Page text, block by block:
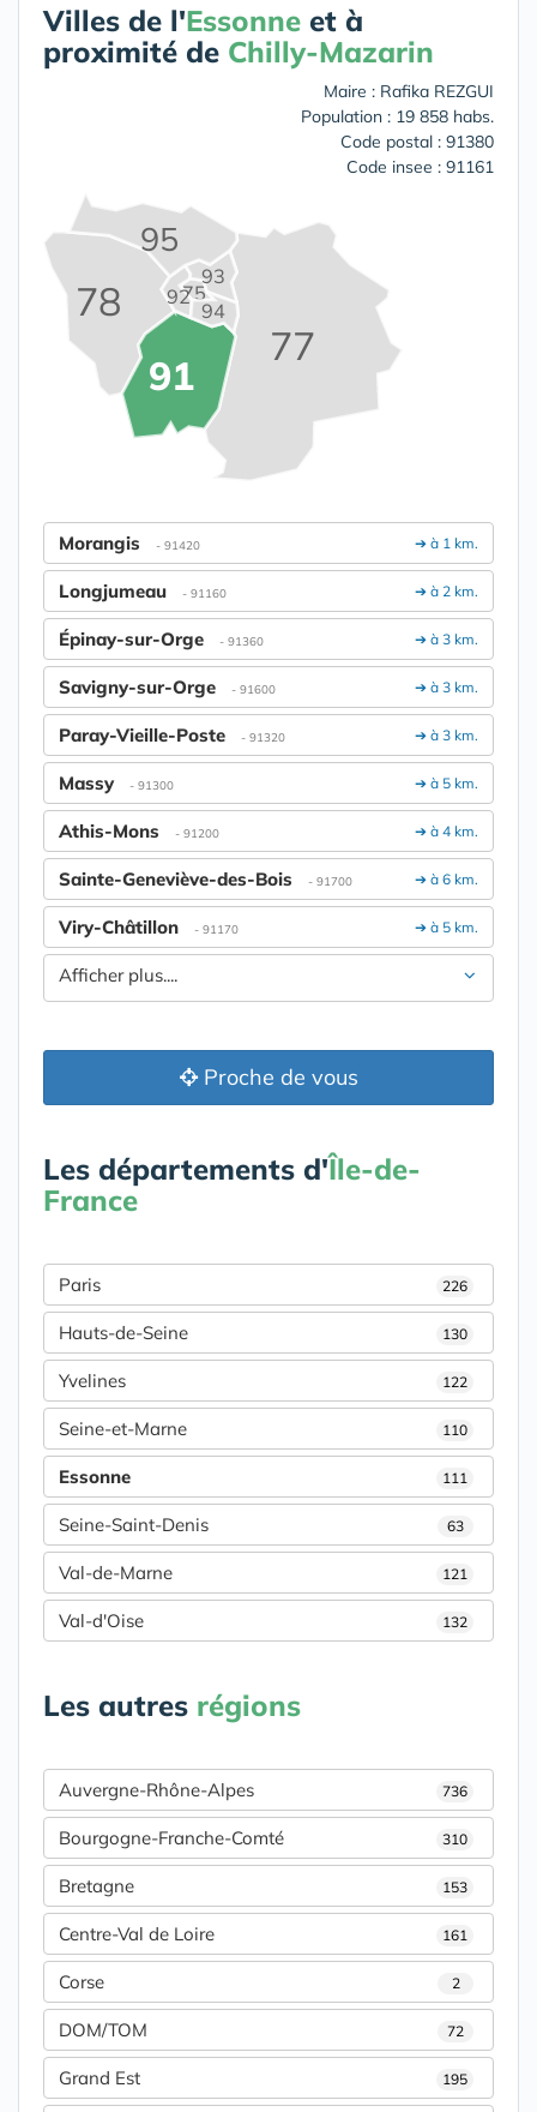
Villes de l'Essonne et à
proximité de Chilly-Mazarin
Maire : Rafika REZGUI
Population : 19 858 habs.
Code postal : 91380
Code insee : 91161
75
77
78
91
92
93
94
95
➔ à 1 km.
Morangis - 91420
➔ à 2 km.
Longjumeau - 91160
➔ à 3 km.
Épinay-sur-Orge - 91360
➔ à 3 km.
Savigny-sur-Orge - 91600
➔ à 3 km.
Paray-Vieille-Poste - 91320
➔ à 5 km.
Massy - 91300
➔ à 4 km.
Athis-Mons - 91200
➔ à 6 km.
Sainte-Geneviève-des-Bois - 91700
➔ à 5 km.
Viry-Châtillon - 91170
Afficher plus....
Proche de vous
Les départements d'Île-de-
France
Paris 226
Hauts-de-Seine 130
Yvelines 122
Seine-et-Marne 110
Essonne 111
Seine-Saint-Denis 63
Val-de-Marne 121
Val-d'Oise 132
Les autres régions
Auvergne-Rhône-Alpes 736
Bourgogne-Franche-Comté 310
Bretagne 153
Centre-Val de Loire 161
Corse 2
DOM/TOM 72
Grand Est 195